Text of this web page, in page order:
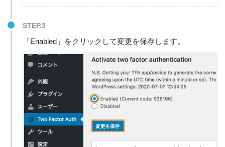
STEP.3
「Enabled」をクリックして変更を保存します。